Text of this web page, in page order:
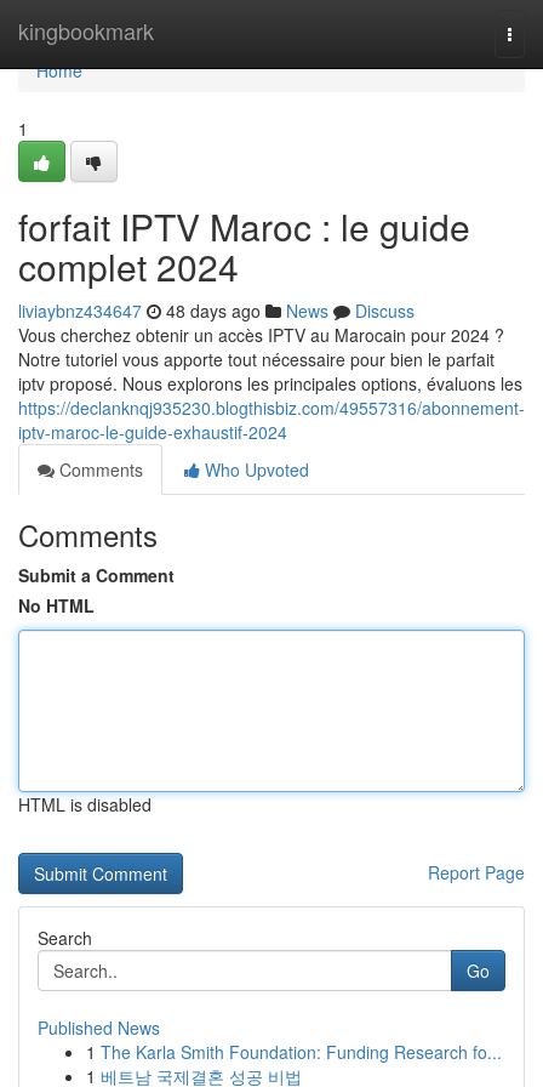
kingbookmark
Home
Home
1
forfait IPTV Maroc : le guide
complet 2024
liviaybnz434647 48 days ago News
Discuss
Vous cherchez obtenir un accès IPTV au Marocain pour 2024 ?
Notre tutoriel vous apporte tout nécessaire pour bien le parfait
iptv proposé. Nous explorons les principales options, évaluons les
https://declanknqj935230.blogthisbiz.com/49557316/abonnement-
iptv-maroc-le-guide-exhaustif-2024
Comments
Who Upvoted
Comments
Submit a Comment
No HTML
HTML is disabled
Report Page
Search
Go
Published News
1 The Karla Smith Foundation: Funding Research fo...
1 베트남 국제결혼 성공 비법